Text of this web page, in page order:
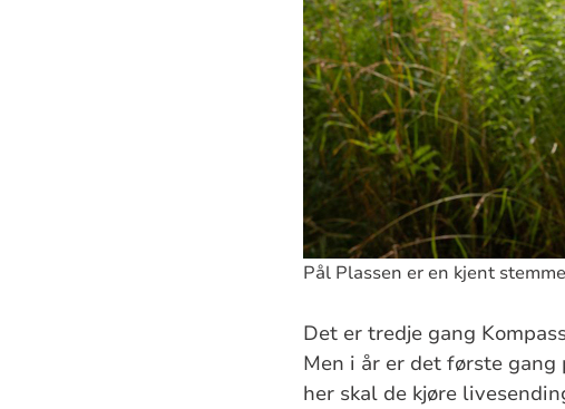
Pål Plassen er en kjent
Det er tredje gang
Men i år er det første
her skal de kjøre